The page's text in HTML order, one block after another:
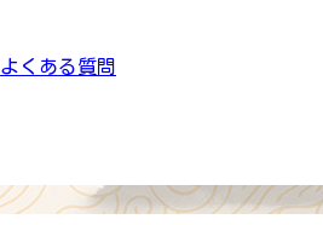
よくある質問